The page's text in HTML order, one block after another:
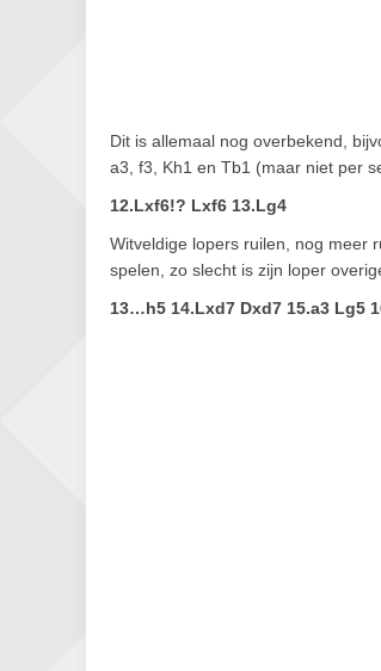
Dit is allemaal nog overbekend,
a3, f3, Kh1 en Tb1 (maar niet per
12.Lxf6!? Lxf6 13.Lg4
Witveldige lopers ruilen, nog meer
spelen, zo slecht is zijn loper
13…h5 14.Lxd7 Dxd7 15.a3 Lg5